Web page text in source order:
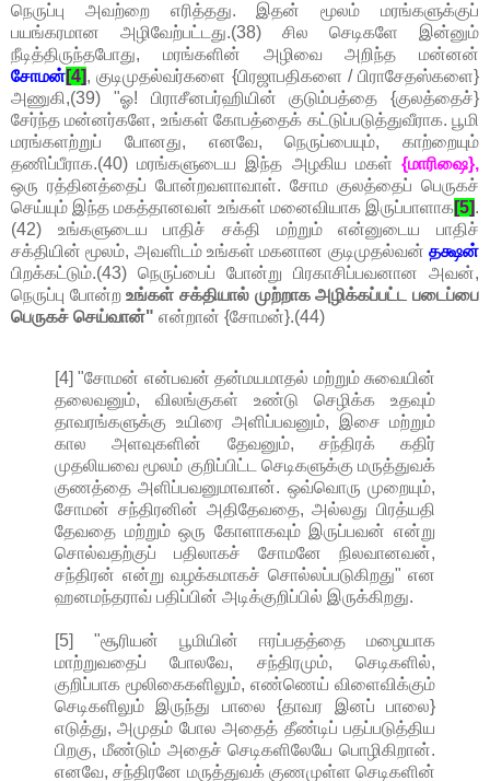
நெருப்பு அவற்றை எரித்தது. இதன் மூலம் மரங்களுக்குப்
பயங்கரமான அழிவேற்பட்டது.(38) சில செடிகளே இன்னும்
நீடித்திருந்தபோது, மரங்களின் அழிவை அறிந்த மன்னன்
சோமன்[4], குடிமுதல்வர்களை {பிரஜாபதிகளை / பிராசேதஸ்களை}
அணுகி,(39) "ஓ! பிராசீனபர்ஹியின் குடும்பத்தை {குலத்தைச்}
சேர்ந்த மன்னர்களே, உங்கள் கோபத்தைக் கட்டுப்படுத்துவீராக. பூமி
மரங்களற்றுப் போனது, எனவே, நெருப்பையும், காற்றையும்
தணிப்பீராக.(40) மரங்களுடைய இந்த அழகிய மகள் {மாரிஷை},
ஒரு ரத்தினத்தைப் போன்றவளாவாள். சோம குலத்தைப் பெருகச்
செய்யும் இந்த மகத்தானவள் உங்கள் மனைவியாக இருப்பாளாக[5].
(42) உங்களுடைய பாதிச் சக்தி மற்றும் என்னுடைய பாதிச்
சக்தியின் மூலம், அவளிடம் உங்கள் மகனான குடிமுதல்வன் தக்ஷன்
பிறக்கட்டும்.(43) நெருப்பைப் போன்று பிரகாசிப்பவனான அவன்,
நெருப்பு போன்றஉங்கள் சக்தியால் முற்றாக அழிக்கப்பட்ட படைப்பை
பெருகச் செய்வான்" என்றான் {சோமன்}.(44)
[4] "சோமன் என்பவன் தன்மயமாதல் மற்றும் சுவையின்
தலைவனும், விலங்குகள் உண்டு செழிக்க உதவும்
தாவரங்களுக்கு உயிரை அளிப்பவனும், இசை மற்றும்
கால அளவுகளின் தேவனும், சந்திரக் கதிர்
முதலியவை மூலம் குறிப்பிட்ட செடிகளுக்கு மருத்துவக்
குணத்தை அளிப்பவனுமாவான். ஒவ்வொரு முறையும்,
சோமன் சந்திரனின் அதிதேவதை, அல்லது பிரத்யதி
தேவதை மற்றும் ஒரு கோளாகவும் இருப்பவன் என்று
சொல்வதற்குப் பதிலாகச் சோமனே நிலவானவன்,
சந்திரன் என்று வழக்கமாகச் சொல்லப்படுகிறது" என
ஹனமந்தராவ் பதிப்பின் அடிக்குறிப்பில் இருக்கிறது.
[5] "சூரியன் பூமியின் ஈரப்பதத்தை மழையாக
மாற்றுவதைப் போலவே, சந்திரமும், செடிகளில்,
குறிப்பாக மூலிகைகளிலும், எண்ணெய் விளைவிக்கும்
செடிகளிலும் இருந்து பாலை {தாவர இனப் பாலை}
எடுத்து, அமுதம் போல அதைத் தீண்டிப் பதப்படுத்திய
பிறகு, மீண்டும் அதைச் செடிகளிலேயே பொழிகிறான்.
எனவே, சந்திரனே மருத்துவக் குணமுள்ள செடிகளின்